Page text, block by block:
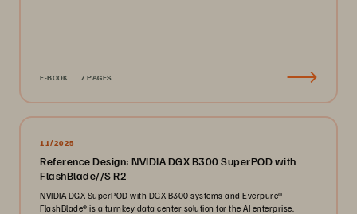
E-BOOK 7 PAGES
11/2025
Reference Design: NVIDIA DGX B300 SuperPOD with
FlashBlade//S R2
NVIDIA DGX SuperPOD with DGX B300 systems and Everpure®️
FlashBlade®️ is a turnkey data center solution for the AI enterprise,